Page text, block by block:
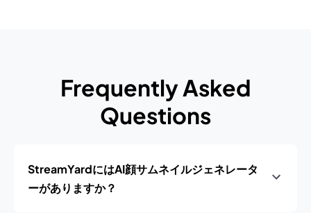
Frequently Asked
Questions
StreamYardにはAI顔サムネイルジェネレータ
ーがありますか？